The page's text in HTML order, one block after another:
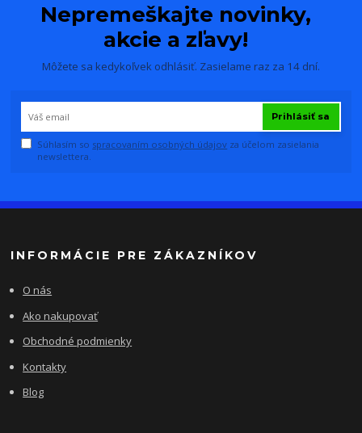
Nepremeškajte novinky,
akcie a zľavy!
Môžete sa kedykoľvek odhlásiť. Zasielame raz za 14 dní.
Prihlásiť sa
Súhlasím so spracovaním osobných údajov za účelom zasielania
newslettera.
INFORMÁCIE PRE ZÁKAZNÍKOV
O nás
Ako nakupovať
Obchodné podmienky
Kontakty
Blog